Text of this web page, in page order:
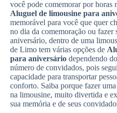
você pode comemorar por horas
Aluguel de limousine para
memorável para você que quer
no dia da comemoração ou fazer
aniversário, dentro de uma
de Limo tem várias opções de
para aniversário dependendo
número de convidados, pois
capacidade para transportar
conforto. Saiba porque fazer
na limousine, muito divertida e
sua memória e de seus